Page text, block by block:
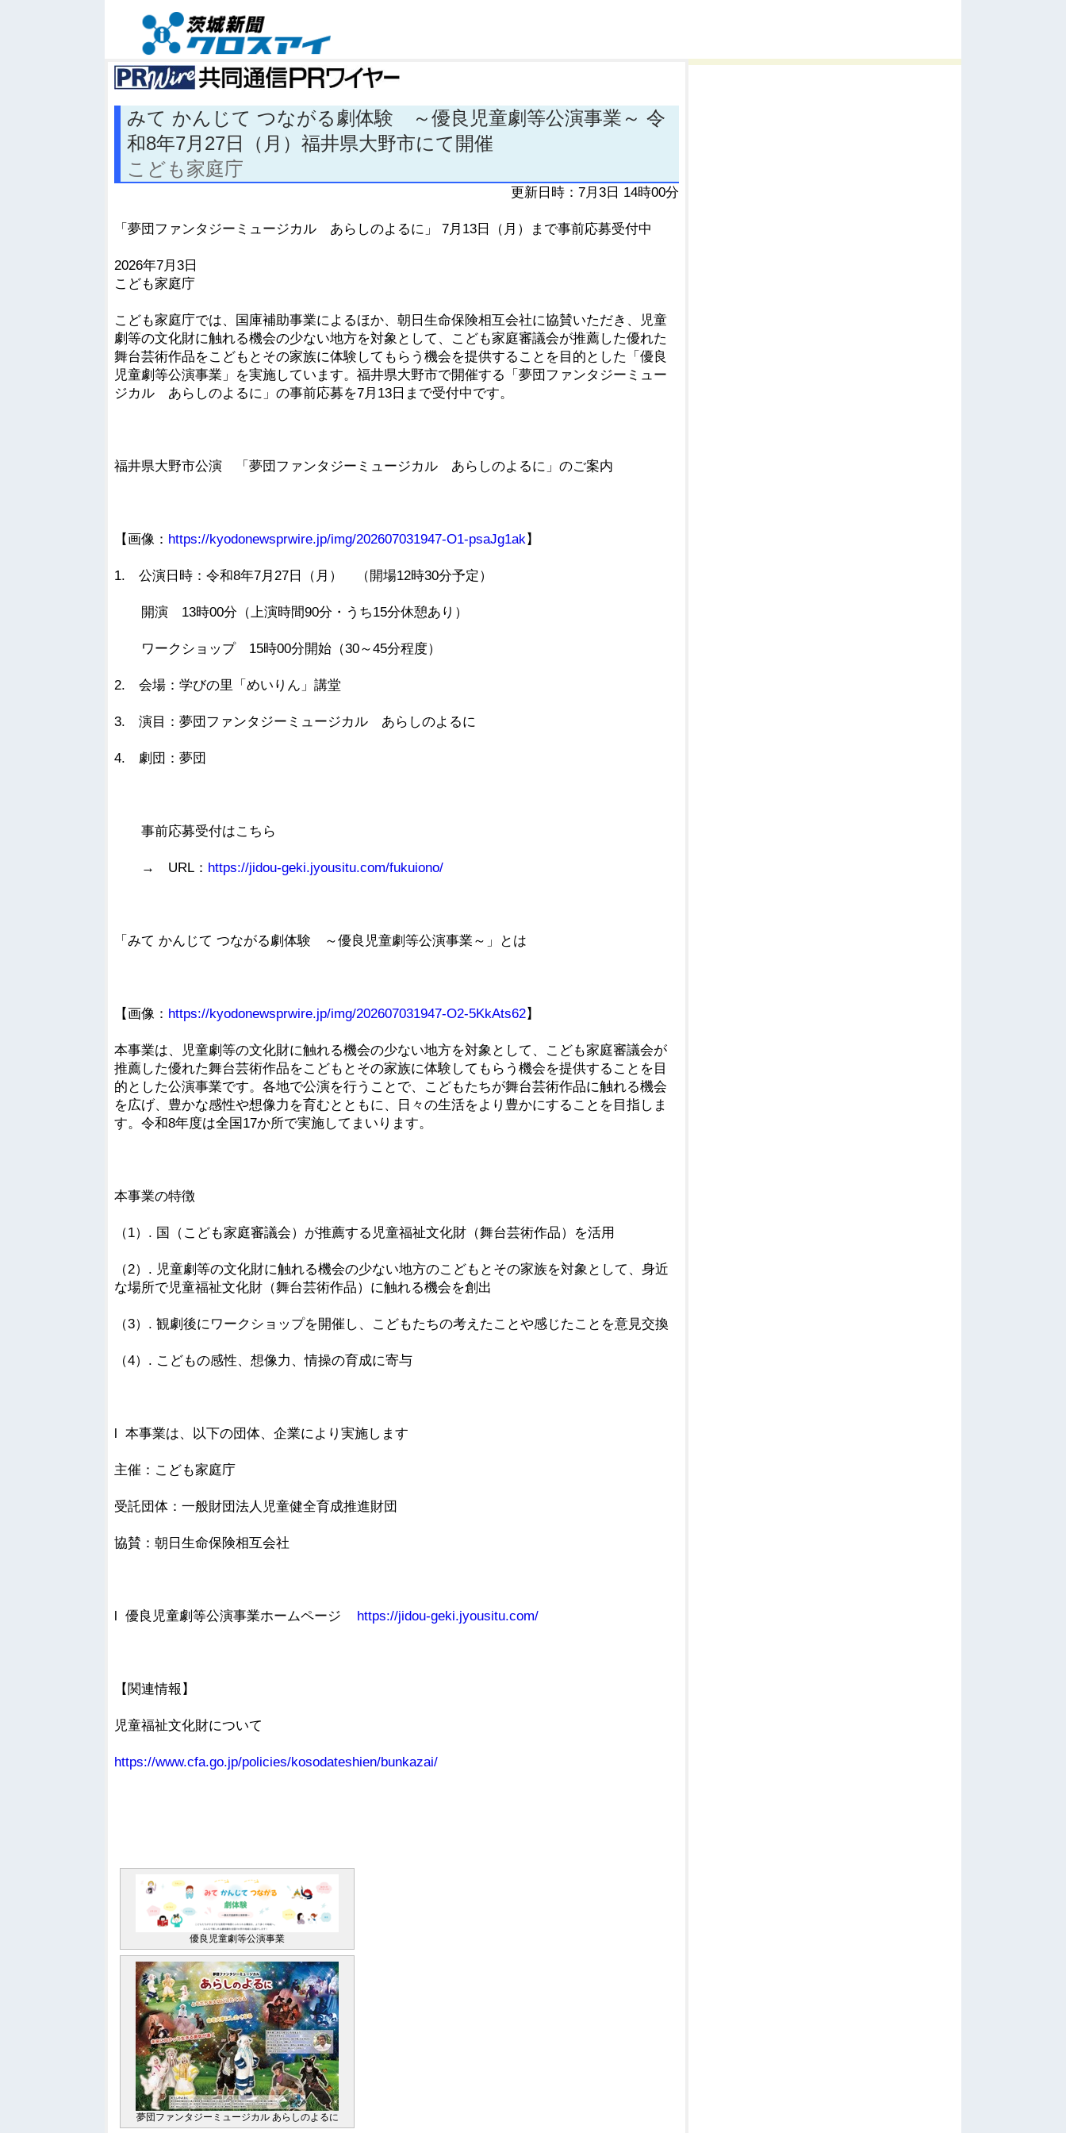
みて かんじて つながる劇体験 ～優良児童劇等公演事業～ 令
和8年7月27日（月）福井県大野市にて開催
こども家庭庁
更新日時：7月3日 14時00分
「夢団ファンタジーミュージカル あらしのよるに」 7月13日（月）まで事前応募受付中
2026年7月3日
こども家庭庁
こども家庭庁では、国庫補助事業によるほか、朝日生命保険相互会社に協賛いただき、児童
劇等の文化財に触れる機会の少ない地方を対象として、こども家庭審議会が推薦した優れた
舞台芸術作品をこどもとその家族に体験してもらう機会を提供することを目的とした「優良
児童劇等公演事業」を実施しています。福井県大野市で開催する「夢団ファンタジーミュー
ジカル あらしのよるに」の事前応募を7月13日まで受付中です。
福井県大野市公演 「夢団ファンタジーミュージカル あらしのよるに」のご案内
【画像： https://kyodonewsprwire.jp/img/202607031947-O1-psaJg1ak 】
1. 公演日時：令和8年7月27日（月） （開場12時30分予定）
開演 13時00分（上演時間90分・うち15分休憩あり）
ワークショップ 15時00分開始（30～45分程度）
2. 会場：学びの里「めいりん」講堂
3. 演目：夢団ファンタジーミュージカル あらしのよるに
4. 劇団：夢団
事前応募受付はこちら
→ URL： https://jidou-geki.jyousitu.com/fukuiono/
「みて かんじて つながる劇体験 ～優良児童劇等公演事業～」とは
【画像： https://kyodonewsprwire.jp/img/202607031947-O2-5KkAts62】
本事業は、児童劇等の文化財に触れる機会の少ない地方を対象として、こども家庭審議会が
推薦した優れた舞台芸術作品をこどもとその家族に体験してもらう機会を提供することを目
的とした公演事業です。各地で公演を行うことで、こどもたちが舞台芸術作品に触れる機会
を広げ、豊かな感性や想像力を育むとともに、日々の生活をより豊かにすることを目指しま
す。令和8年度は全国17か所で実施してまいります。
本事業の特徴
（1）. 国（こども家庭審議会）が推薦する児童福祉文化財（舞台芸術作品）を活用
（2）. 児童劇等の文化財に触れる機会の少ない地方のこどもとその家族を対象として、身近
な場所で児童福祉文化財（舞台芸術作品）に触れる機会を創出
（3）. 観劇後にワークショップを開催し、こどもたちの考えたことや感じたことを意見交換
（4）. こどもの感性、想像力、情操の育成に寄与
l 本事業は、以下の団体、企業により実施します
主催：こども家庭庁
受託団体：一般財団法人児童健全育成推進財団
協賛：朝日生命保険相互会社
l 優良児童劇等公演事業ホームページ https://jidou-geki.jyousitu.com/
【関連情報】
児童福祉文化財について
https://www.cfa.go.jp/policies/kosodateshien/bunkazai/
優良児童劇等公演事業
夢団ファンタジーミュージカル あらしのよるに